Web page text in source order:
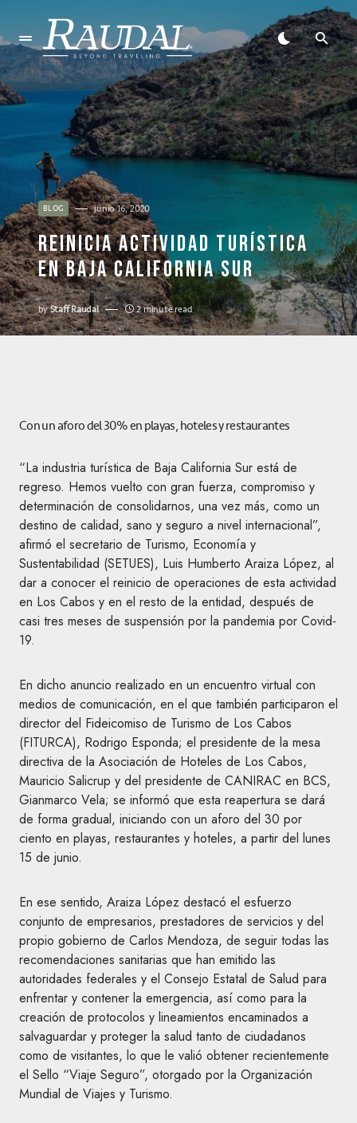
BLOG junio 16, 2020
REINICIA ACTIVIDAD TURÍSTICA
EN BAJA CALIFORNIA SUR
byStaff Raudal 2 minute read
Con un aforo del 30% en playas, hoteles y restaurantes
“La industria turística de Baja California Sur está de
regreso. Hemos vuelto con gran fuerza, compromiso y
determinación de consolidarnos, una vez más, como un
destino de calidad, sano y seguro a nivel internacional”,
afirmó el secretario de Turismo, Economía y
Sustentabilidad (SETUES), Luis Humberto Araiza López, al
dar a conocer el reinicio de operaciones de esta actividad
en Los Cabos y en el resto de la entidad, después de
casi tres meses de suspensión por la pandemia por Covid-
19.
En dicho anuncio realizado en un encuentro virtual con
medios de comunicación, en el que también participaron el
director del Fideicomiso de Turismo de Los Cabos
(FITURCA), Rodrigo Esponda; el presidente de la mesa
directiva de la Asociación de Hoteles de Los Cabos,
Mauricio Salicrup y del presidente de CANIRAC en BCS,
Gianmarco Vela; se informó que esta reapertura se dará
de forma gradual, iniciando con un aforo del 30 por
ciento en playas, restaurantes y hoteles, a partir del lunes
15 de junio.
En ese sentido, Araiza López destacó el esfuerzo
conjunto de empresarios, prestadores de servicios y del
propio gobierno de Carlos Mendoza, de seguir todas las
recomendaciones sanitarias que han emitido las
autoridades federales y el Consejo Estatal de Salud para
enfrentar y contener la emergencia, así como para la
creación de protocolos y lineamientos encaminados a
salvaguardar y proteger la salud tanto de ciudadanos
como de visitantes, lo que le valió obtener recientemente
el Sello “Viaje Seguro”, otorgado por la Organización
Mundial de Viajes y Turismo.